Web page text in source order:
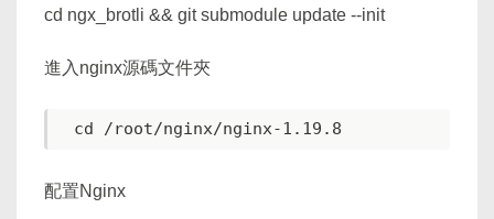
cd ngx_brotli && git submodule update --init
進入nginx源碼文件夾
配置Nginx